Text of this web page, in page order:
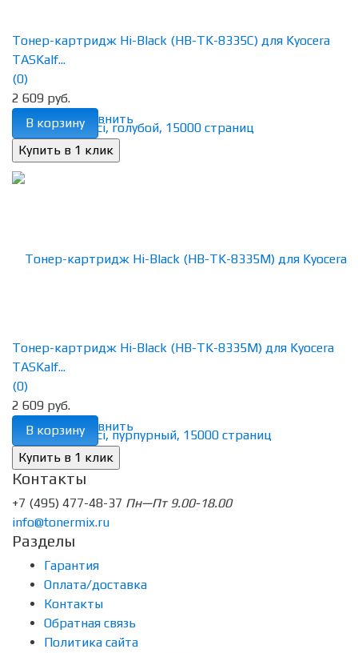
избранное сравнить
Тонер-картридж Hi-Black (HB-TK-8335C) для Kyocera
TASKalf...
(0)
2 609 руб.
В корзину
избранное сравнить
Тонер-картридж Hi-Black (HB-TK-8335M) для Kyocera
TASKalf...
(0)
2 609 руб.
В корзину
Контакты
+7 (495) 477-48-37 Пн—Пт 9.00-18.00
info@tonermix.ru
Разделы
Гарантия
Оплата/доставка
Контакты
Обратная связь
Политика сайта